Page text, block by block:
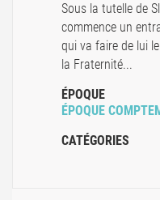
Sous la tutelle de
commence un
qui va faire de lui
la Fraternité...
ÉPOQUE
ÉPOQUE
CATÉGORIES